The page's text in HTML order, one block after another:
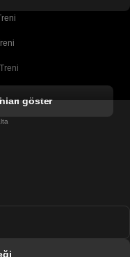
göster